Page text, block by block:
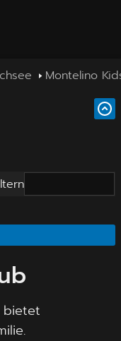
Montelino
bietet